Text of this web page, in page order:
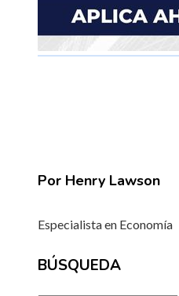
Por Henry Lawson
Especialista en Economía
BÚSQUEDA